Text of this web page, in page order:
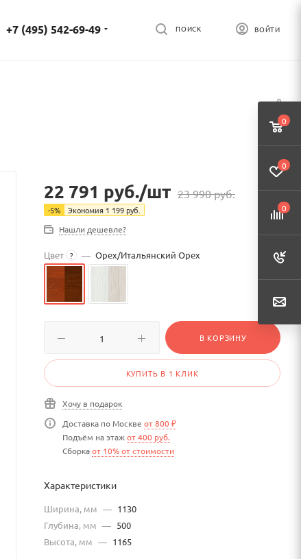
ВОЙТИ
ПОИСК
+7 (495) 542-69-49
22 791 руб./шт 23 990руб.
-5% Экономия 1 199руб.
Нашли дешевле?
Цвет ? — Орех/Итальянский Орех
В КОРЗИНУ
КУПИТЬ В 1 КЛИК
Хочу в подарок
Доставка по Москве от 800 ₽
Подъём на этажот 400 руб.
Сборкаот 10% от стоимости
Характеристики
Ширина, мм — 1130
Глубина, мм — 500
Высота, мм — 1165
0
0
0